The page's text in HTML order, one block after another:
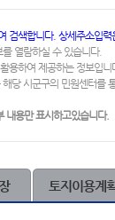
검색합니다. 상세주소입
열람하실 수 있습니다.
용하여 제공하는 정보입니
당 시군구의 민원센터를
내용만 표시하고있습니다.
토지이용계